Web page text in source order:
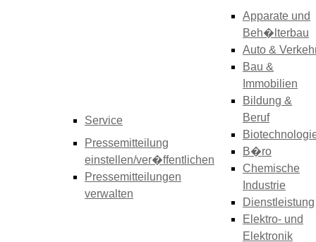
Service
Pressemitteilung
einstellen/ver�ffentlichen
Pressemitteilungen
verwalten
Apparate und
Beh�lterbau
Auto &
Bau &
Immobilien
Bildung &
Beruf
B�ro
Chemische
Industrie
Dienstleistung
Elektro- und
Elektronik